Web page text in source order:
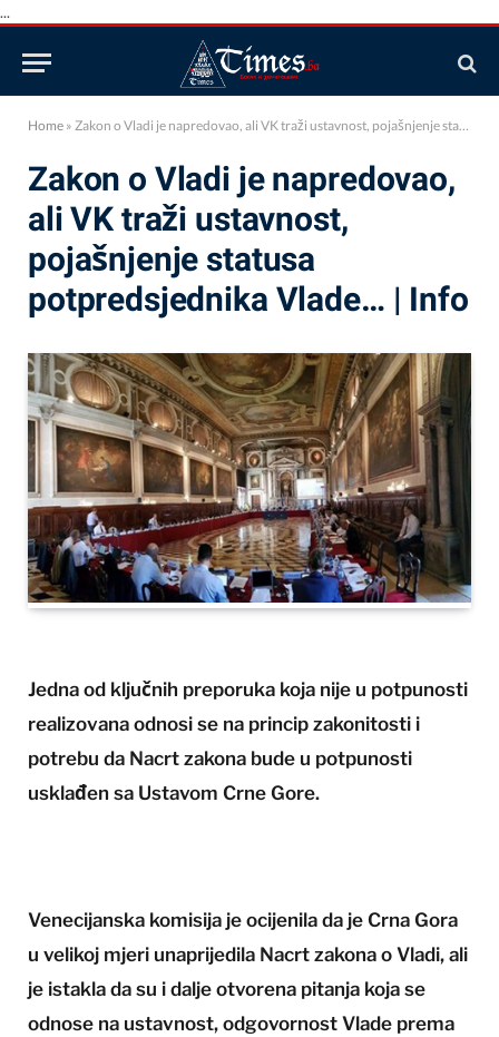
...
Home » Zakon o Vladi je napredovao, ali VK traži ustavnost, pojašnjenje statusa potpredsjednika Vlade… | Info
Zakon o Vladi je napredovao,
ali VK traži ustavnost,
pojašnjenje statusa
potpredsjednika Vlade… | Info
Jedna od ključnih preporuka koja nije u potpunosti
realizovana odnosi se na princip zakonitosti i
potrebu da Nacrt zakona bude u potpunosti
usklađen sa Ustavom Crne Gore.
Venecijanska komisija je ocijenila da je Crna Gora
u velikoj mjeri unaprijedila Nacrt zakona o Vladi, ali
je istakla da su i dalje otvorena pitanja koja se
odnose na ustavnost, odgovornost Vlade prema